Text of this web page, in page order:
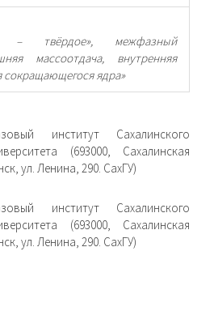
– твёрдое», межфазный
массоотдача, внутренняя
сокращающегося ядра»
институт Сахалинского
(693000, Сахалинская
ул. Ленина, 290. СахГУ)
институт Сахалинского
(693000, Сахалинская
ул. Ленина, 290. СахГУ)